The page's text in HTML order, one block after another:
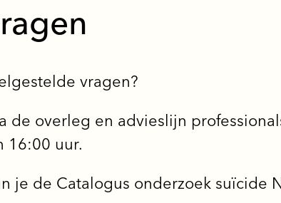
vragen?
de overleg en advieslijn
16:00 uur.
je de Catalogus onderzoek suïcide